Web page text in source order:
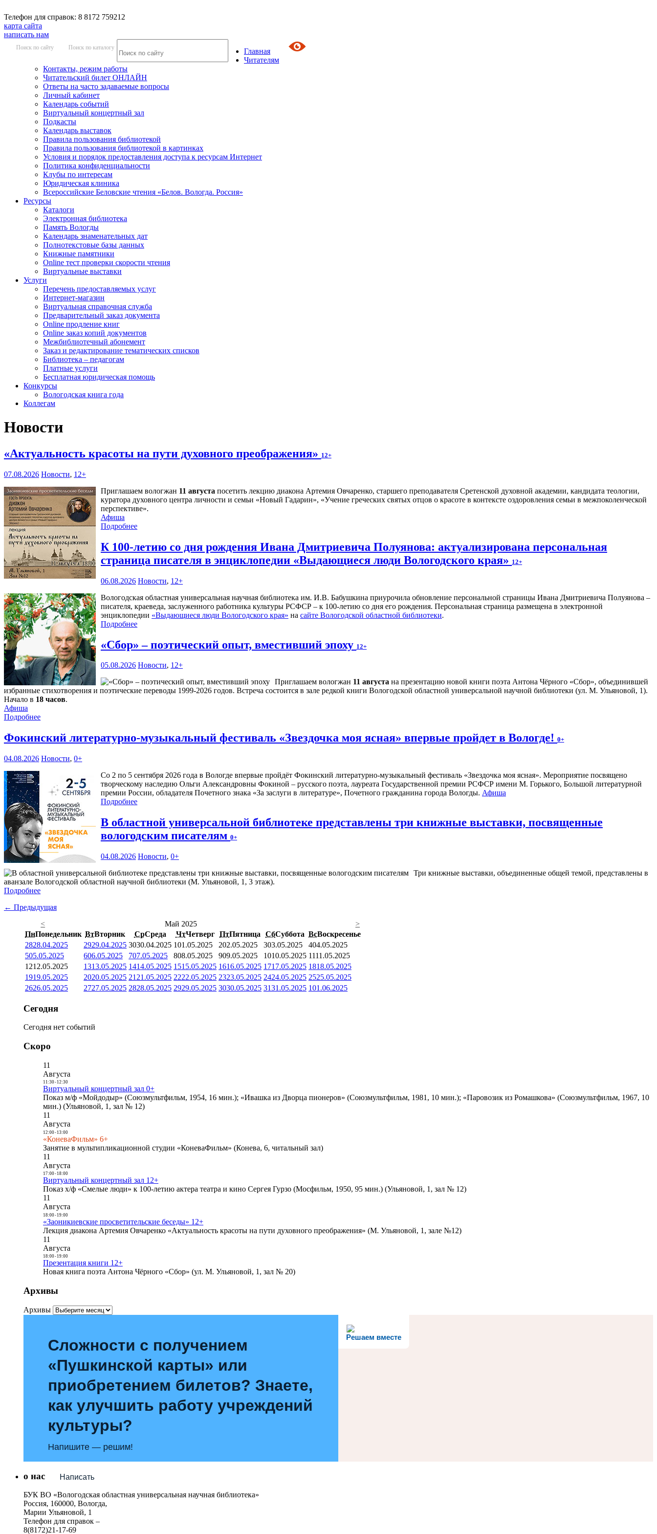
Телефон для справок: 8 8172 759212
карта сайта
написать нам
Поиск по сайту Поиск по каталогу
Главная
Читателям
Контакты, режим работы
Читательский билет ОНЛАЙН
Ответы на часто задаваемые вопросы
Личный кабинет
Календарь событий
Виртуальный концертный зал
Подкасты
Календарь выставок
Правила пользования библиотекой
Правила пользования библиотекой в картинках
Условия и порядок предоставления доступа к ресурсам Интернет
Политика конфиденциальности
Клубы по интересам
Юридическая клиника
Всероссийские Беловские чтения «Белов. Вологда. Россия»
Ресурсы
Каталоги
Электронная библиотека
Память Вологды
Календарь знаменательных дат
Полнотекстовые базы данных
Книжные памятники
Online тест проверки скорости чтения
Виртуальные выставки
Услуги
Перечень предоставляемых услуг
Интернет-магазин
Виртуальная справочная служба
Предварительный заказ документа
Online продление книг
Online заказ копий документов
Межбиблиотечный абонемент
Заказ и редактирование тематических списков
Библиотека – педагогам
Платные услуги
Бесплатная юридическая помощь
Конкурсы
Вологодская книга года
Коллегам
Новости
«Актуальность красоты на пути духовного преображения» 12+
07.08.2026 Новости, 12+
Приглашаем вологжан 11 августа посетить лекцию диакона Артемия Овчаренко, старшего преподавателя Сретенской духовной академии, кандидата теологии,
куратора духовного центра личности и семьи «Новый Гадарин», «Учение греческих святых отцов о красоте в контексте оздоровления семьи в межпоколенческой
перспективе».
Афиша
Подробнее
К 100-летию со дня рождения Ивана Дмитриевича Полуянова: актуализирована персональная
страница писателя в энциклопедии «Выдающиеся люди Вологодского края» 12+
06.08.2026 Новости, 12+
Вологодская областная универсальная научная библиотека им. И.В. Бабушкина приурочила обновление персональной страницы Ивана Дмитриевича Полуянова –
писателя, краеведа, заслуженного работника культуры РСФСР – к 100‑летию со дня его рождения. Персональная страница размещена в электронной
энциклопедии «Выдающиеся люди Вологодского края» на сайте Вологодской областной библиотеки.
Подробнее
«Сбор» – поэтический опыт, вместивший эпоху 12+
05.08.2026 Новости, 12+
Приглашаем вологжан 11 августа на презентацию новой книги поэта Антона Чёрного «Сбор», объединившей
избранные стихотворения и поэтические переводы 1999-2026 годов. Встреча состоится в зале редкой книги Вологодской областной универсальной научной библиотеки (ул. М. Ульяновой, 1).
Начало в 18 часов.
Афиша
Подробнее
Фокинский литературно-музыкальный фестиваль «Звездочка моя ясная» впервые пройдет в Вологде! 0+
04.08.2026 Новости, 0+
Со 2 по 5 сентября 2026 года в Вологде впервые пройдёт Фокинский литературно-музыкальный фестиваль «Звездочка моя ясная». Мероприятие посвящено
творческому наследию Ольги Александровны Фокиной – русского поэта, лауреата Государственной премии РСФСР имени М. Горького, Большой литературной
премии России, обладателя Почетного знака «За заслуги в литературе», Почетного гражданина города Вологды. Афиша
Подробнее
В областной универсальной библиотеке представлены три книжные выставки, посвященные
вологодским писателям 0+
04.08.2026 Новости, 0+
Три книжные выставки, объединенные общей темой, представлены в
аванзале Вологодской областной научной библиотеки (М. Ульяновой, 1, 3 этаж).
Подробнее
← Предыдущая
<
Май 2025
>
ПнПонедельник ВтВторник СрСреда ЧтЧетверг ПтПятница СбСуббота ВсВоскресенье
2828.04.2025 2929.04.2025 3030.04.2025 101.05.2025 202.05.2025 303.05.2025 404.05.2025
505.05.2025 606.05.2025 707.05.2025 808.05.2025 909.05.2025 1010.05.2025 1111.05.2025
1212.05.2025 1313.05.2025 1414.05.2025 1515.05.2025 1616.05.2025 1717.05.2025 1818.05.2025
1919.05.2025 2020.05.2025 21 21.05.2025 2222.05.2025 2323.05.2025 2424.05.2025 2525.05.2025
2626.05.2025 2727.05.2025 2828.05.2025 2929.05.2025 3030.05.2025 3131.05.2025 101.06.2025
Сегодня
Сегодня нет событий
Скоро
11
Августа
11:30- 12:30
Виртуальный концертный зал 0+
Показ м/ф «Мойдодыр» (Союзмультфильм, 1954, 16 мин.); «Ивашка из Дворца пионеров» (Союзмультфильм, 1981, 10 мин.); «Паровозик из Ромашкова» (Союзмультфильм, 1967, 10
мин.) (Ульяновой, 1, зал № 12)
11
Августа
12:00- 13:00
«КоневаФильм» 6+
Занятие в мультипликационной студии «КоневаФильм» (Конева, 6, читальный зал)
11
Августа
17:00- 18:00
Виртуальный концертный зал 12+
Показ х/ф «Смелые люди» к 100-летию актера театра и кино Сергея Гурзо (Мосфильм, 1950, 95 мин.) (Ульяновой, 1, зал № 12)
11
Августа
18:00- 19:00
«Заоникиевские просветительские беседы» 12+
Лекция диакона Артемия Овчаренко «Актуальность красоты на пути духовного преображения» (М. Ульяновой, 1, зале №12)
11
Августа
18:00- 19:00
Презентация книги 12+
Новая книга поэта Антона Чёрного «Сбор» (ул. М. Ульяновой, 1, зал № 20)
Архивы
Архивы
Решаем вместе
Сложности с получением
«Пушкинской карты» или
приобретением билетов? Знаете,
как улучшить работу учреждений
культуры?
Напишите — решим!
Написать
о нас
БУК ВО «Вологодская областная универсальная научная библиотека»
Россия, 160000, Вологда,
Марии Ульяновой, 1
Телефон для справок –
8(8172)21-17-69